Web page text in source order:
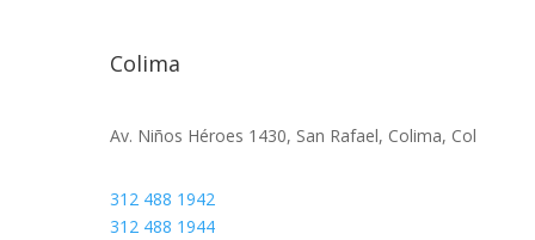
Colima
Av. Niños Héroes 1430, San Rafael, Colima, Col
312 488 1942
312 488 1944